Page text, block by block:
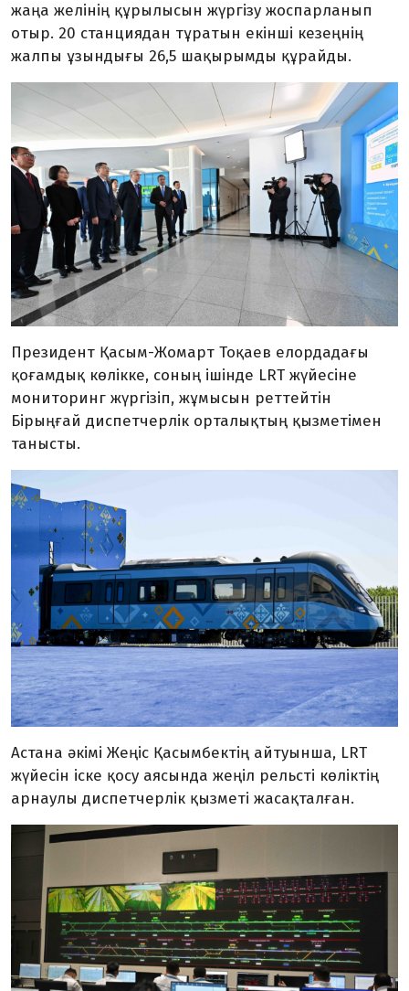
жаңа желінің құрылысын жүргізу жоспарланып
отыр. 20 станциядан тұратын екінші кезеңнің
жалпы ұзындығы 26,5 шақырымды құрайды.
Президент Қасым-Жомарт Тоқаев елордадағы
қоғамдық көлікке, соның ішінде LRT жүйесіне
мониторинг жүргізіп, жұмысын реттейтін
Бірыңғай диспетчерлік орталықтың қызметімен
танысты.
Астана әкімі Жеңіс Қасымбектің айтуынша, LRT
жүйесін іске қосу аясында жеңіл рельсті көліктің
арнаулы диспетчерлік қызметі жасақталған.